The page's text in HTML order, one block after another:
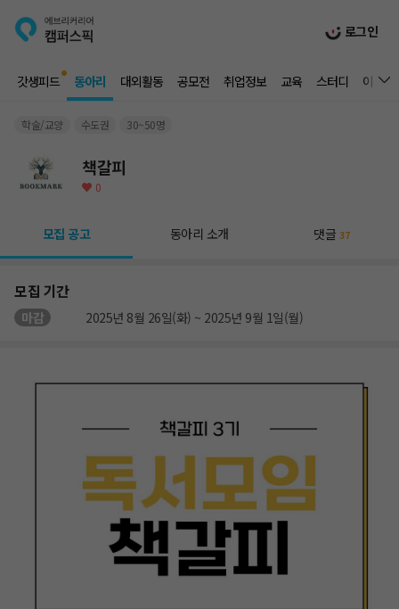
로그인
갓생피드 동아리 대외활동 공모전 취업정보 교육 스터디 이벤트
학술/교양 수도권 30~50명
책갈피
0
모집 공고 동아리 소개 댓글 37
모집 기간
마감 2025년 8월 26일(화) ~ 2025년 9월 1일(월)